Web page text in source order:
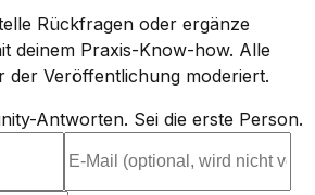
Rückfragen oder ergänze
deinem Praxis-Know-how. Alle
der Veröffentlichung moderiert.
Antworten. Sei die erste Person.